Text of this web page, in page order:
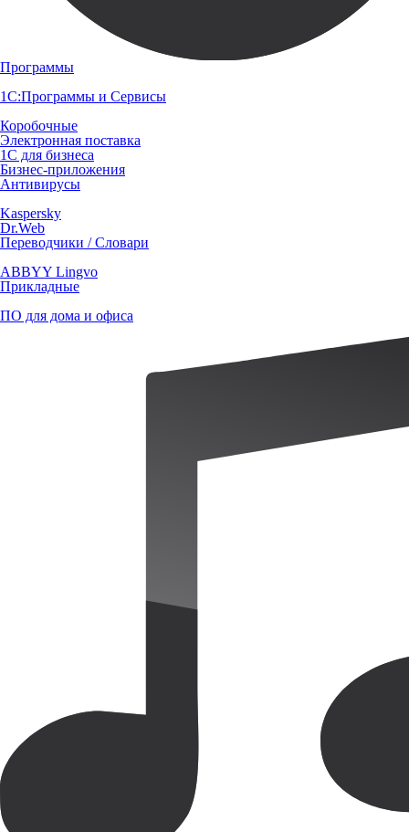
Программы
1С:Программы и Сервисы
Коробочные
Электронная поставка
1С для бизнеса
Бизнес-приложения
Антивирусы
Kaspersky
Dr.Web
Переводчики / Словари
ABBYY Lingvo
Прикладные
ПО для дома и офиса